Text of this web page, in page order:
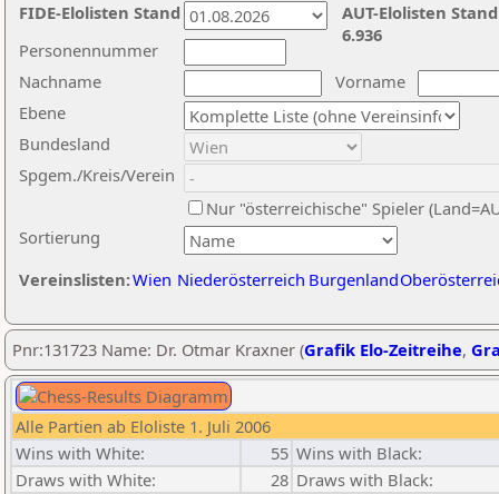
Nachname
Vorname
Ebene
Sortierung
Personennummer
Bundesland
Spgem./Kreis/Verein
Nur "österreichische" Spieler
Vereinslisten:Wien Niederösterreich Burgenland
AUT-Elolisten
6.936
FIDE-Elolisten Stand
Pnr:131723 Name: Dr. Otmar Kraxner (Grafik Elo-Zeitreihe,
Alle Partien ab Eloliste 1. Juli 2006
Wins with White:
55 Wins with Black:
Draws with White:
28 Draws with Black: